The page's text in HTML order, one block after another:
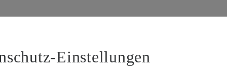
Einstellungen